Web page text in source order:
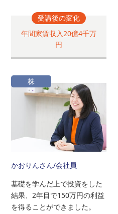
受講後の変化
年間家賃収入20億4千万
円
株
かおりんさん/会社員
基礎を学んだ上で投資をした
結果、2年目で150万円の利益
を得ることができました。